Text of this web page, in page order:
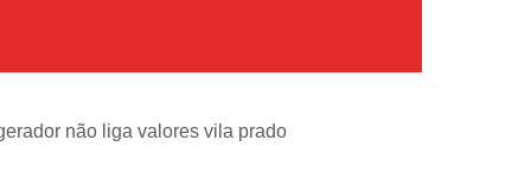
Condicionado Portatil
não liga valores vila prado